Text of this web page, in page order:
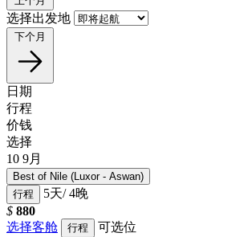
选择出发地
下个月
日期
行程
价钱
选择
10 9月
Best of Nile (Luxor - Aswan)
行程
5天/ 4晚
$ 880
选择客舱
行程
可选位